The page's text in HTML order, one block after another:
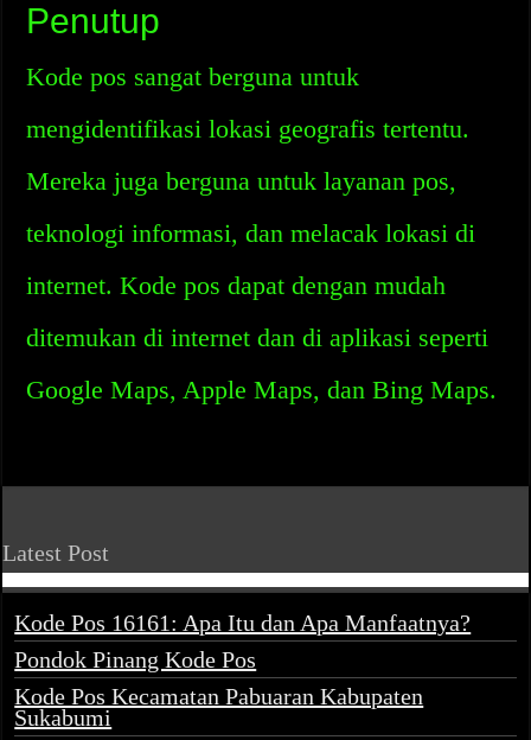
Penutup
Kode pos sangat berguna untuk
mengidentifikasi lokasi geografis tertentu.
Mereka juga berguna untuk layanan pos,
teknologi informasi, dan melacak lokasi di
internet. Kode pos dapat dengan mudah
ditemukan di internet dan di aplikasi seperti
Google Maps, Apple Maps, dan Bing Maps.
Latest Post
Kode Pos 16161: Apa Itu dan Apa Manfaatnya?
Pondok Pinang Kode Pos
Kode Pos Kecamatan Pabuaran Kabupaten
Sukabumi